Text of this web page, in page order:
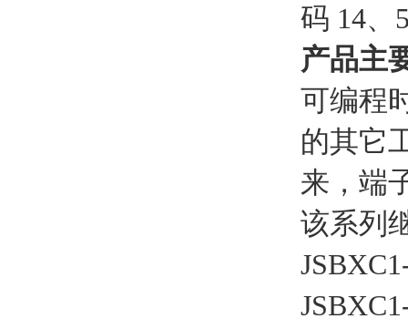
码 14、
产品主
可编程
的其它
来，端
该系列